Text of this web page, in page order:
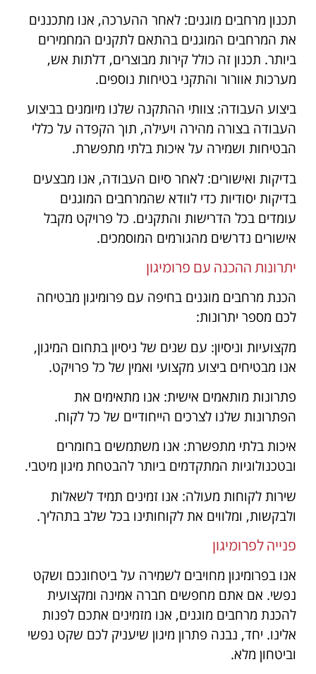
תכנון מרחבים מוגנים: לאחר ההערכה, אנו מתכננים
את המרחבים המוגנים בהתאם לתקנים המחמירים
ביותר. תכנון זה כולל קירות מבוצרים, דלתות אש,
מערכות אוורור והתקני בטיחות נוספים.
ביצוע העבודה: צוותי ההתקנה שלנו מיומנים בביצוע
העבודה בצורה מהירה ויעילה, תוך הקפדה על כללי
הבטיחות ושמירה על איכות בלתי מתפשרת.
בדיקות ואישורים: לאחר סיום העבודה, אנו מבצעים
בדיקות יסודיות כדי לוודא שהמרחבים המוגנים
עומדים בכל הדרישות והתקנים. כל פרויקט מקבל
אישורים נדרשים מהגורמים המוסמכים.
יתרונות ההכנה עם פרומיגון
הכנת מרחבים מוגנים בחיפה עם פרומיגון מבטיחה
לכם מספר יתרונות:
מקצועיות וניסיון: עם שנים של ניסיון בתחום המיגון,
אנו מבטיחים ביצוע מקצועי ואמין של כל פרויקט.
פתרונות מותאמים אישית: אנו מתאימים את
הפתרונות שלנו לצרכים הייחודיים של כל לקוח.
איכות בלתי מתפשרת: אנו משתמשים בחומרים
ובטכנולוגיות המתקדמים ביותר להבטחת מיגון מיטבי.
שירות לקוחות מעולה: אנו זמינים תמיד לשאלות
ולבקשות, ומלווים את לקוחותינו בכל שלב בתהליך.
פנייה לפרומיגון
אנו בפרומיגון מחויבים לשמירה על ביטחונכם ושקט
נפשי. אם אתם מחפשים חברה אמינה ומקצועית
להכנת מרחבים מוגנים, אנו מזמינים אתכם לפנות
אלינו. יחד, נבנה פתרון מיגון שיעניק לכם שקט נפשי
וביטחון מלא.